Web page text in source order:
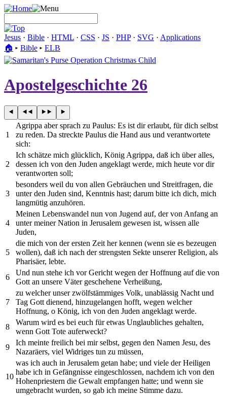
Jesus · Bible · HTML · CSS · JS · PHP· SVG · Applications
🏠︎ ▸ Bible ▸ ELB
Apostelgeschichte 26
1
Agrippa aber sprach zu Paulus: Es ist dir erlaubt, für dich selbst
zu reden. Da streckte Paulus die Hand aus und verantwortete
sich:
2
Ich schätze mich glücklich, König Agrippa, daß ich über alles,
dessen ich von den Juden angeklagt werde, mich heute vor dir
verantworten soll;
3
besonders weil du von allen Gebräuchen und Streitfragen, die
unter den Juden sind, Kenntnis hast; darum bitte ich dich, mich
langmütig anzuhören.
4
Meinen Lebenswandel nun von Jugend auf, der von Anfang an
unter meiner Nation in Jerusalem gewesen ist, wissen alle
Juden,
5
die mich von der ersten Zeit her kennen (wenn sie es bezeugen
wollen), daß ich nach der strengsten Sekte unserer Religion, als
Pharisäer, lebte.
6
Und nun stehe ich vor Gericht wegen der Hoffnung auf die von
Gott an unsere Väter geschehene Verheißung,
7
zu welcher unser zwölfstämmiges Volk, unablässig Nacht und
Tag Gott dienend, hinzugelangen hofft, wegen welcher
Hoffnung, o König, ich von den Juden angeklagt werde.
8
Warum wird es bei euch für etwas Unglaubliches gehalten,
wenn Gott Tote auferweckt?
9
Ich meinte freilich bei mir selbst, gegen den Namen Jesu, des
Nazaräers, viel Widriges tun zu müssen,
10
was ich auch in Jerusalem getan habe; und viele der Heiligen
habe ich in Gefängnisse eingeschlossen, nachdem ich von den
Hohenpriestern die Gewalt empfangen hatte; und wenn sie
umgebracht wurden, so gab ich meine Stimme dazu.